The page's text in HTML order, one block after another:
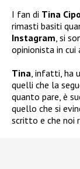
I fan di Tina
rimasti basiti
Instagram, si
opinionista in cui
Tina, infatti, ha
quelli che la
quanto pare, è
quello che si
scritto e che noi